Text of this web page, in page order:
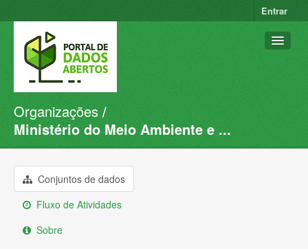
Entrar
Conjuntos de dados
Organizações
Sobre
Organizações
Ministério do Meio Ambiente e ...
Conjuntos de dados
Fluxo de Atividades
Sobre